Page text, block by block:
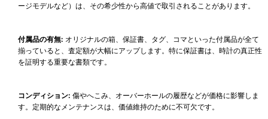
ージモデルなど）は、その希少性から高値で取引されることがあります。
付属品の有無: オリジナルの箱、保証書、タグ、コマといった付属品が全て
揃っていると、査定額が大幅にアップします。特に保証書は、時計の真正性
を証明する重要な書類です。
コンディション: 傷やへこみ、オーバーホールの履歴などが価格に影響しま
す。定期的なメンテナンスは、価値維持のために不可欠です。